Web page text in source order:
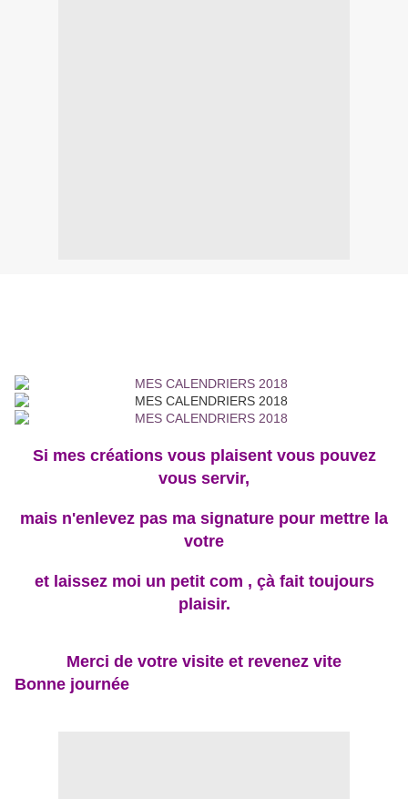
Si mes créations vous plaisent vous pouvez
vous servir,
mais n'enlevez pas ma signature pour mettre la
votre
et laissez moi un petit com , çà fait toujours
plaisir.
Merci de votre visite et revenez vite
Bonne journée